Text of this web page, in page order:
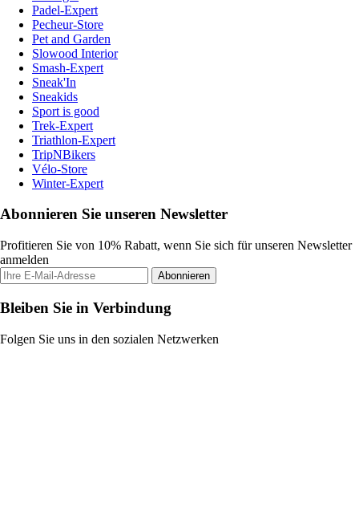
Padel-Expert
Pecheur-Store
Pet and Garden
Slowood Interior
Smash-Expert
Sneak'In
Sneakids
Sport is good
Trek-Expert
Triathlon-Expert
TripNBikers
Vélo-Store
Winter-Expert
Abonnieren Sie unseren Newsletter
Profitieren Sie von 10% Rabatt, wenn Sie sich für unseren Newsletter
anmelden
Abonnieren
Bleiben Sie in Verbindung
Folgen Sie uns in den sozialen Netzwerken